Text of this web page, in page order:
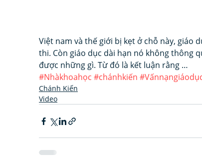
Việt nam và thế giới bị kẹt ở chỗ này, giáo
thi. Còn giáo dục dài hạn nó không thông
được những gì. Từ đó là kết luận rằng …
#Nhàkhoahọc #chánhkiến
Chánh Kiến
Video